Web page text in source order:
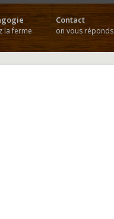
la ferme
Contact
on vous réponds